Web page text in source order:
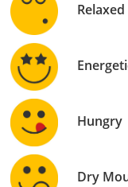
Relaxed
Hungry
Dry